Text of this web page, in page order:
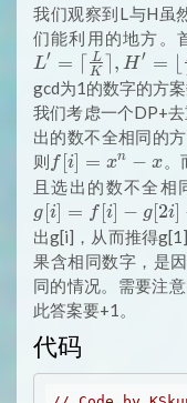
我们观察到L与H虽
们能利用的地方。
L′ = ⌈K
L ⌉, H ′ = ⌊
gcd为1的数字的方案
我们考虑一个DP+
出的数不全相同的方
则 f[i]
=
x^n
- x
f [i] = xn − x。
且选出的数不全相
g [i] = f [i] − g[2i]
出g[i]，从而推得
果含相同数字，是
同的情况。需要注
此答案要+1。
代码